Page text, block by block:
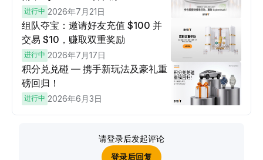
进行中 2026年7月21日
组队夺宝：邀请好友充值 $100 并
交易 $10，赚取双重奖励
进行中 2026年7月17日
积分兑兑碰 — 携手新玩法及豪礼重
磅回归！
进行中 2026年6月3日
请登录后发起评论
登录后回复